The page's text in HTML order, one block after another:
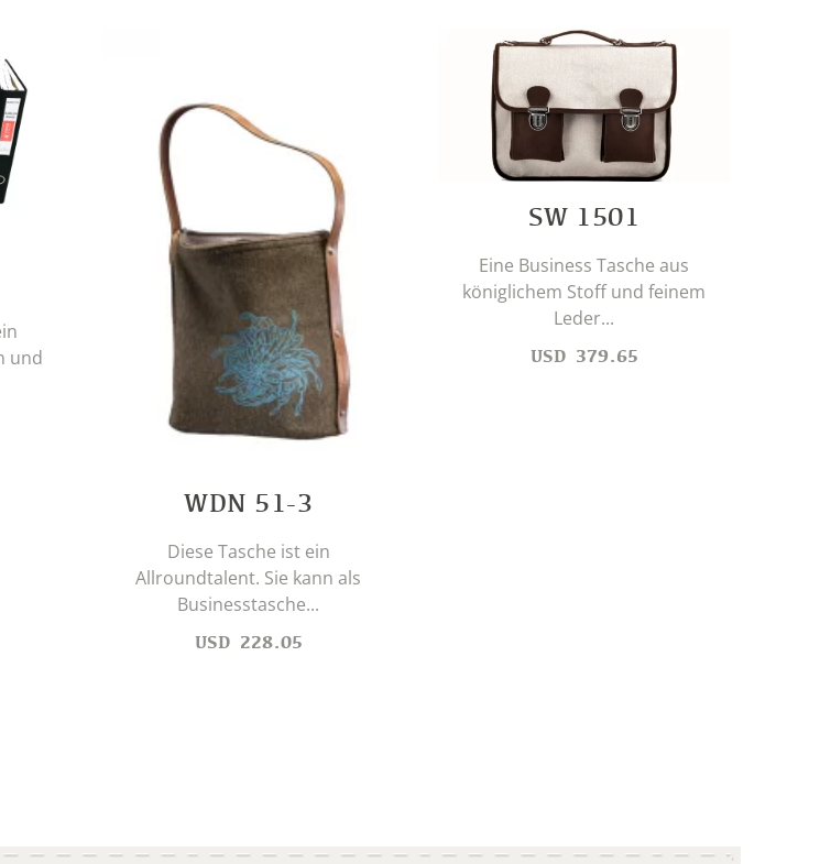
und
WDN 51-3
Diese Tasche ist ein
Allroundtalent. Sie kann als
Businesstasche...
USD 228.05
SW 1501
Eine Business Tasche aus
königlichem Stoff und feinem
Leder...
USD 379.65